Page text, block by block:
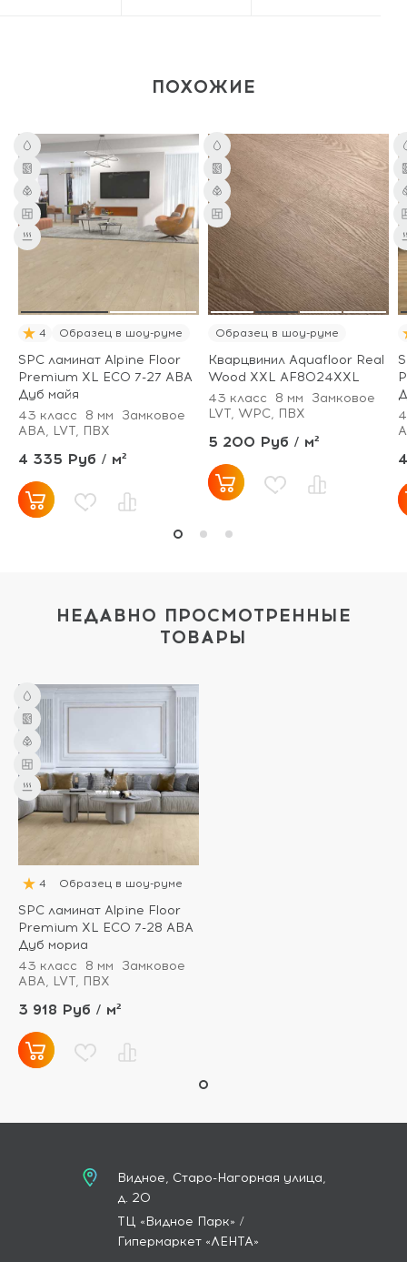
ПОХОЖИЕ
4 Образец в шоу-руме
SPC ламинат Alpine Floor
Premium XL ECO 7-27 ABA
Дуб майя
43 класс
8 мм
Замковое
ABA, LVT, ПВХ
4 335 Руб / м²
Образец в шоу-руме
Кварцвинил Aquafloor Real
Wood XXL AF8024XXL
43 класс
8 мм
Замковое
LVT, WPC, ПВХ
5 200 Руб / м²
НЕДАВНО ПРОСМОТРЕННЫЕ
ТОВАРЫ
4 Образец в шоу-руме
SPC ламинат Alpine Floor
Premium XL ECO 7-28 ABA
Дуб мориа
43 класс
8 мм
Замковое
ABA, LVT, ПВХ
3 918 Руб / м²
Видное, Старо-Нагорная улица,
д. 20
ТЦ «Видное Парк» /
Гипермаркет «ЛЕНТА»